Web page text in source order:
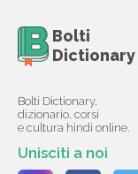
Bolti
Dictionary
Bolti Dictionary,
dizionario, corsi
e cultura hindi online.
Unisciti a noi